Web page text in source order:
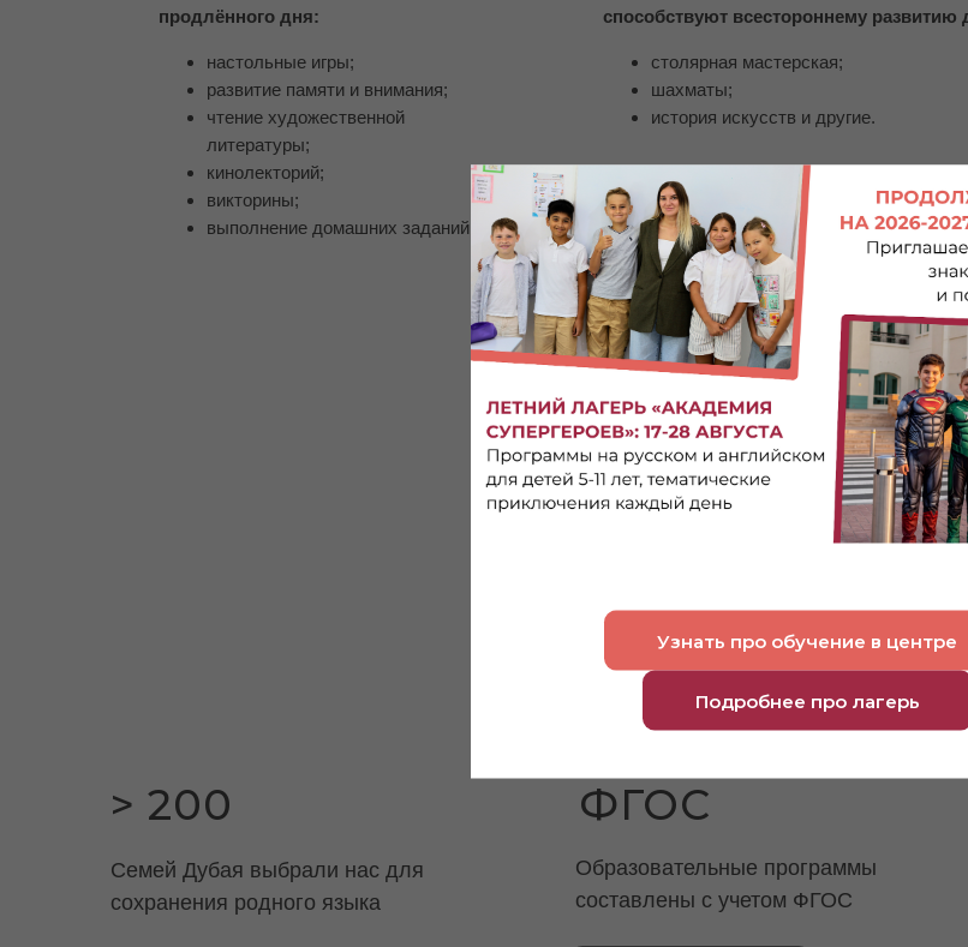
способствуют всестороннему развитию
столярная мастерская;
шахматы;
история искусств и другие.
Занятия проходят на платной основе
и не включены в стоимость основной
Скачать каталог дополнительных
продлённого дня:
настольные игры;
развитие памяти и внимания;
чтение художественной
литературы;
кинолекторий;
викторины;
выполнение домашних заданий.
ФГОС
Образовательные программы
составлены с учетом ФГОС
> 200
Cемей Дубая выбрали нас для
сохранения родного языка
Узнать про обучение в центре
Подробнее про лагерь